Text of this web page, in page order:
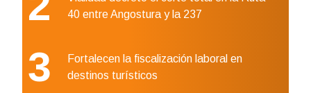
40 entre Angostura y la 237
3
Fortalecen la fiscalización laboral en
destinos turísticos